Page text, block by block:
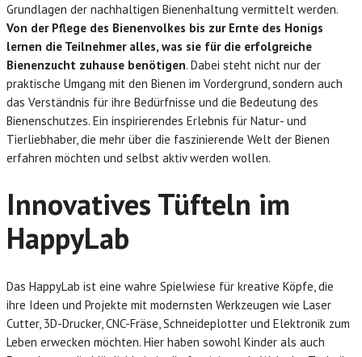
Grundlagen der nachhaltigen Bienenhaltung vermittelt werden.
Von der Pflege des Bienenvolkes bis zur Ernte des Honigs
lernen die Teilnehmer alles, was sie für die erfolgreiche
Bienenzucht zuhause benötigen. Dabei steht nicht nur der
praktische Umgang mit den Bienen im Vordergrund, sondern auch
das Verständnis für ihre Bedürfnisse und die Bedeutung des
Bienenschutzes. Ein inspirierendes Erlebnis für Natur- und
Tierliebhaber, die mehr über die faszinierende Welt der Bienen
erfahren möchten und selbst aktiv werden wollen.
Innovatives Tüfteln im
HappyLab
Das HappyLab ist eine wahre Spielwiese für kreative Köpfe, die
ihre Ideen und Projekte mit modernsten Werkzeugen wie Laser
Cutter, 3D-Drucker, CNC-Fräse, Schneideplotter und Elektronik zum
Leben erwecken möchten. Hier haben sowohl Kinder als auch